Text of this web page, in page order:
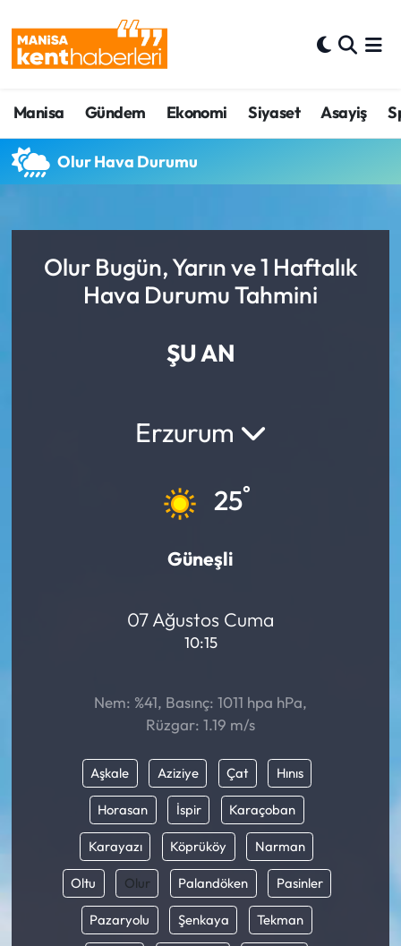
Manisa Gündem Ekonomi Siyaset Asayiş
Olur Hava Durumu
Olur Bugün, Yarın ve 1 Haftalık
Hava Durumu Tahmini
ŞU AN
Erzurum
25°
Güneşli
07 Ağustos Cuma
10:15
Nem: %41, Basınç: 1011 hpa hPa,
Rüzgar: 1.19 m/s
Aşkale Aziziye Çat Hınıs
Horasan İspir Karaçoban
Karayazı Köprüköy Narman
Oltu Olur Palandöken Pasinler
Pazaryolu Şenkaya Tekman
Ahmetli Hava Durumu
Ahmetli Trafik Yoğunluk Haritası
Süper Lig Puan Durumu ve Fikstür
Haber Arşivi